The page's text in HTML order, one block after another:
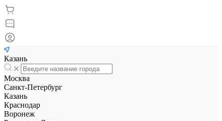
Казань
Москва
Санкт-Петербург
Казань
Краснодар
Воронеж